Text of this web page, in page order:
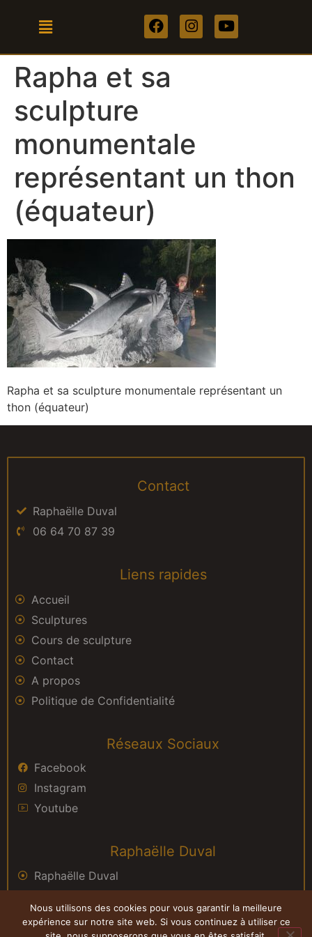
Rapha et sa
sculpture
monumentale
représentant un thon
(équateur)
Rapha et sa sculpture monumentale représentant un
thon (équateur)
Contact
Raphaëlle Duval
06 64 70 87 39
Liens rapides
Accueil
Sculptures
Cours de sculpture
Contact
A propos
Politique de Confidentialité
Réseaux Sociaux
Facebook
Instagram
Youtube
Raphaëlle Duval
Raphaëlle Duval
Copyright ©2023 Raphaëlle Duval
Nous utilisons des cookies pour vous garantir la meilleure
expérience sur notre site web. Si vous continuez à utiliser ce